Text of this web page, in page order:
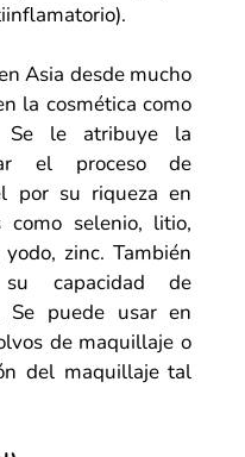
Asia desde mucho
la cosmética como
Se le atribuye la
el proceso de
por su riqueza en
como selenio, litio,
zinc. También
capacidad de
Se puede usar en
de maquillaje o
del maquillaje tal